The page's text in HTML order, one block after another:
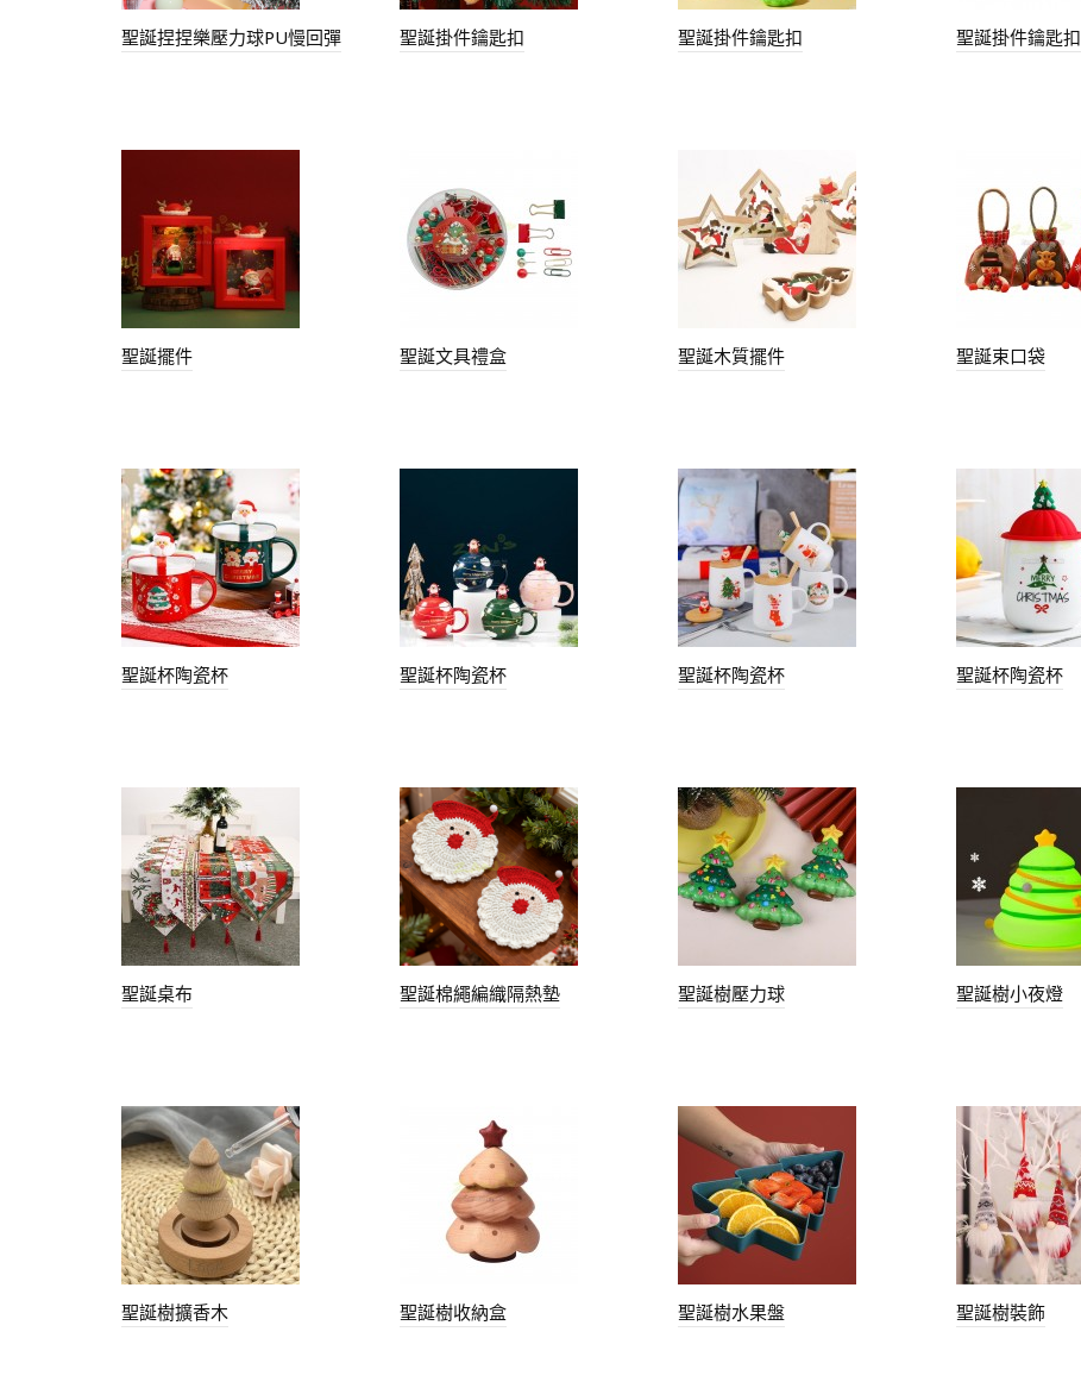
聖誕捏捏樂壓力球PU慢回彈 聖誕掛件鑰匙扣 聖誕掛件鑰匙扣 聖誕掛件鑰匙扣
聖誕擺件 聖誕文具禮盒 聖誕木質擺件 聖誕束口袋
聖誕杯陶瓷杯 聖誕杯陶瓷杯 聖誕杯陶瓷杯 聖誕杯陶瓷杯
聖誕桌布 聖誕棉繩編織隔熱墊 聖誕樹壓力球 聖誕樹小夜燈
聖誕樹擴香木 聖誕樹收納盒 聖誕樹水果盤 聖誕樹裝飾